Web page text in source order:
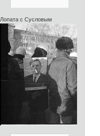
Лопата с Сусловым